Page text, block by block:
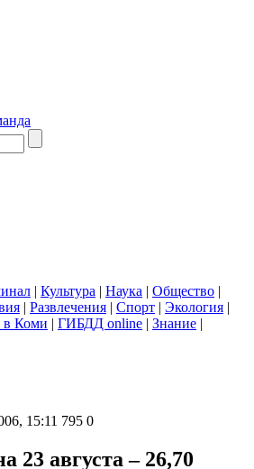
| Культура | Наука | Общество |
| Развлечения | Спорт | Экология |
в Коми | ГИБДД online | Знание |
15:11 795 0
23 августа – 26,70